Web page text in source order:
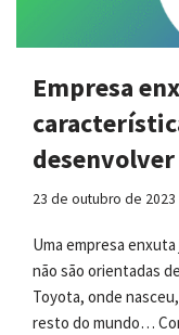
Empresa
23 de outubro de 2023
Uma empresa
não são orientadas
Toyota, onde
resto do mundo…